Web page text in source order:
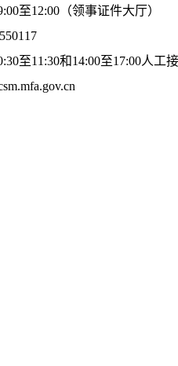
至12:00（领事证件大厅）
和14:00至17:00人工